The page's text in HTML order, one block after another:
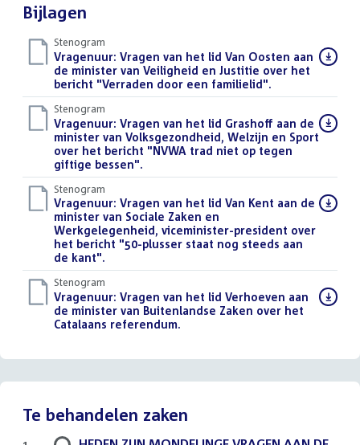
Bijlagen
Stenogram
Download
bestand:
Vragenuur: Vragen van het lid Van Oosten aan
de minister van Veiligheid en Justitie over het
bericht "Verraden door een familielid".
Stenogram
Download
bestand:
Vragenuur: Vragen van het lid Grashoff aan de
minister van Volksgezondheid, Welzijn en Sport
over het bericht "NVWA trad niet op tegen
giftige bessen".
Stenogram
Download
bestand:
Vragenuur: Vragen van het lid Van Kent aan de
minister van Sociale Zaken en
Werkgelegenheid, viceminister-president over
het bericht "50-plusser staat nog steeds aan
de kant".
Stenogram
Download
bestand:
Vragenuur: Vragen van het lid Verhoeven aan
de minister van Buitenlandse Zaken over het
Catalaans referendum.
Te behandelen zaken